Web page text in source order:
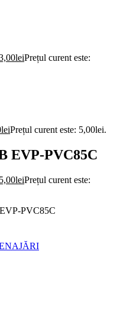
leiPrețul curent este:
leiPrețul curent este: 5,00lei.
EVP-PVC85C
leiPrețul curent este:
PVC85C